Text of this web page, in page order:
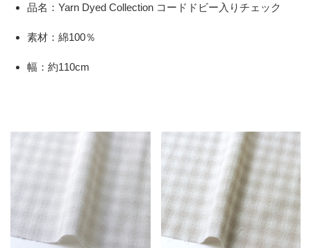
品名：Yarn Dyed Collection コードドビー入りチェック
素材：綿100％
幅：約110cm